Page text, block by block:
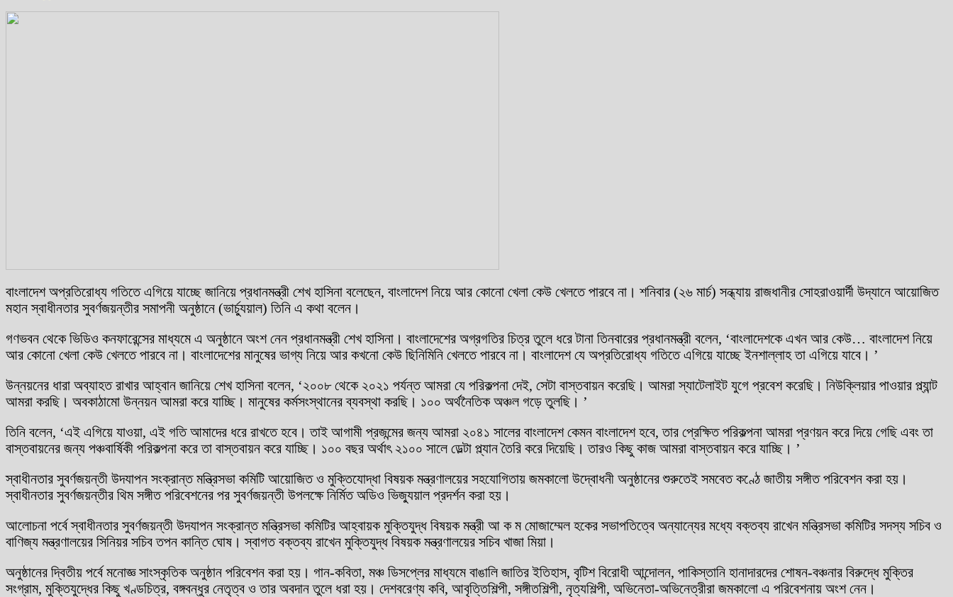
বাংলাদেশ অপ্রতিরোধ্য গতিতে এগিয়ে যাচ্ছে জানিয়ে প্রধানমন্ত্রী শেখ হাসিনা বলেছেন, বাংলাদেশ নিয়ে আর কোনো খেলা কেউ খেলতে পারবে না। শনিবার (২৬ মার্চ) সন্ধ্যায় রাজধানীর সোহরাওয়ার্দী উদ্যানে আয়োজিত
মহান স্বাধীনতার সুবর্ণজয়ন্তীর সমাপনী অনুষ্ঠানে (ভার্চ্যুয়াল) তিনি এ কথা বলেন।
গণভবন থেকে ভিডিও কনফারেন্সের মাধ্যমে এ অনুষ্ঠানে অংশ নেন প্রধানমন্ত্রী শেখ হাসিনা। বাংলাদেশের অগ্রগতির চিত্র তুলে ধরে টানা তিনবারের প্রধানমন্ত্রী বলেন, ‘বাংলাদেশকে এখন আর কেউ… বাংলাদেশ নিয়ে
আর কোনো খেলা কেউ খেলতে পারবে না। বাংলাদেশের মানুষের ভাগ্য নিয়ে আর কখনো কেউ ছিনিমিনি খেলতে পারবে না। বাংলাদেশ যে অপ্রতিরোধ্য গতিতে এগিয়ে যাচ্ছে ইনশাল্লাহ তা এগিয়ে যাবে। ’
উন্নয়নের ধারা অব্যাহত রাখার আহ্বান জানিয়ে শেখ হাসিনা বলেন, ‘২০০৮ থেকে ২০২১ পর্যন্ত আমরা যে পরিকল্পনা দেই, সেটা বাস্তবায়ন করেছি। আমরা স্যাটেলাইট যুগে প্রবেশ করেছি। নিউক্লিয়ার পাওয়ার প্ল্যান্ট
আমরা করছি। অবকাঠামো উন্নয়ন আমরা করে যাচ্ছি। মানুষের কর্মসংস্থানের ব্যবস্থা করছি। ১০০ অর্থনৈতিক অঞ্চল গড়ে তুলছি। ’
তিনি বলেন, ‘এই এগিয়ে যাওয়া, এই গতি আমাদের ধরে রাখতে হবে। তাই আগামী প্রজন্মের জন্য আমরা ২০৪১ সালের বাংলাদেশ কেমন বাংলাদেশ হবে, তার প্রেক্ষিত পরিকল্পনা আমরা প্রণয়ন করে দিয়ে গেছি এবং তা
বাস্তবায়নের জন্য পঞ্চবার্ষিকী পরিকল্পনা করে তা বাস্তবায়ন করে যাচ্ছি। ১০০ বছর অর্থাৎ ২১০০ সালে ডেল্টা প্ল্যান তৈরি করে দিয়েছি। তারও কিছু কাজ আমরা বাস্তবায়ন করে যাচ্ছি। ’
স্বাধীনতার সুবর্ণজয়ন্তী উদযাপন সংক্রান্ত মন্ত্রিসভা কমিটি আয়োজিত ও মুক্তিযোদ্ধা বিষয়ক মন্ত্রণালয়ের সহযোগিতায় জমকালো উদ্বোধনী অনুষ্ঠানের শুরুতেই সমবেত কণ্ঠে জাতীয় সঙ্গীত পরিবেশন করা হয়।
স্বাধীনতার সুবর্ণজয়ন্তীর থিম সঙ্গীত পরিবেশনের পর সুবর্ণজয়ন্তী উপলক্ষে নির্মিত অডিও ভিজ্যুয়াল প্রদর্শন করা হয়।
আলোচনা পর্বে স্বাধীনতার সুবর্ণজয়ন্তী উদযাপন সংক্রান্ত মন্ত্রিসভা কমিটির আহ্বায়ক মুক্তিযুদ্ধ বিষয়ক মন্ত্রী আ ক ম মোজাম্মেল হকের সভাপতিত্বে অন্যান্যের মধ্যে বক্তব্য রাখেন মন্ত্রিসভা কমিটির সদস্য সচিব ও
বাণিজ্য মন্ত্রণালয়ের সিনিয়র সচিব তপন কান্তি ঘোষ। স্বাগত বক্তব্য রাখেন মুক্তিযুদ্ধ বিষয়ক মন্ত্রণালয়ের সচিব খাজা মিয়া।
অনুষ্ঠানের দ্বিতীয় পর্বে মনোজ্ঞ সাংস্কৃতিক অনুষ্ঠান পরিবেশন করা হয়। গান-কবিতা, মঞ্চ ডিসপ্লের মাধ্যমে বাঙালি জাতির ইতিহাস, বৃটিশ বিরোধী আন্দোলন, পাকিস্তানি হানাদারদের শোষন-বঞ্চনার বিরুদ্ধে মুক্তির
সংগ্রাম, মুক্তিযুদ্ধের কিছু খণ্ডচিত্র, বঙ্গবন্ধুর নেতৃত্ব ও তার অবদান তুলে ধরা হয়। দেশবরেণ্য কবি, আবৃত্তিশিল্পী, সঙ্গীতশিল্পী, নৃত্যশিল্পী, অভিনেতা-অভিনেত্রীরা জমকালো এ পরিবেশনায় অংশ নেন।